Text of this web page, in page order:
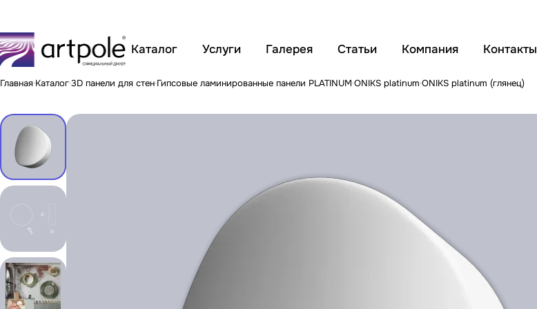
Каталог Услуги Галерея Статьи Компания Контакты
Главная Каталог3D панели для стен Гипсовые ламинированные панели PLATINUM ONIKS platinum ONIKS platinum (глянец)